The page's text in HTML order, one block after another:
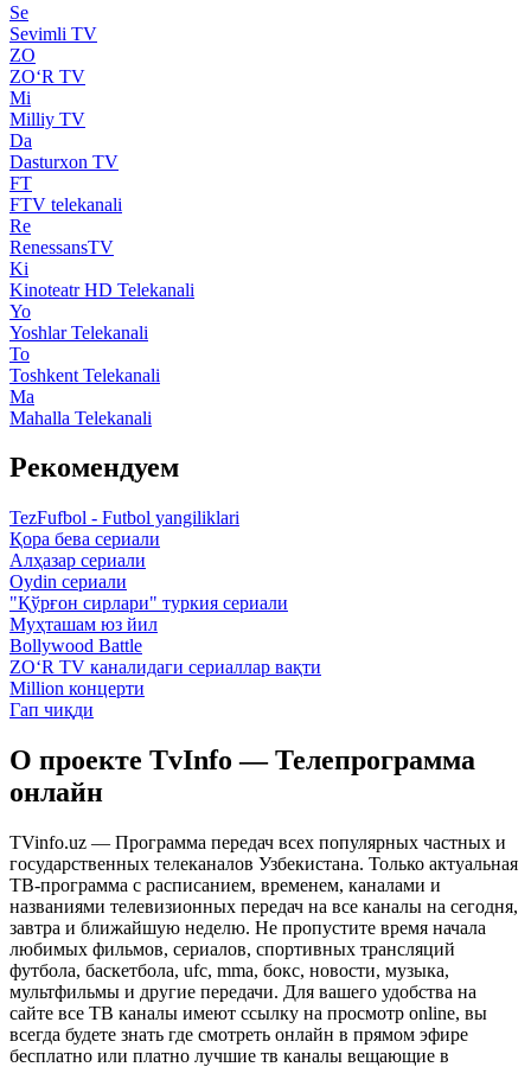
Se
Sevimli TV
ZO
ZO‘R TV
Mi
Milliy TV
Da
Dasturxon TV
FT
FTV telekanali
Re
RenessansTV
Ki
Kinoteatr HD Telekanali
Yo
Yoshlar Telekanali
To
Toshkent Telekanali
Ma
Mahalla Telekanali
Рекомендуем
TezFufbol - Futbol yangiliklari
Қора бева сериали
Алҳазар сериали
Oydin сериали
"Қўрғон сирлари" туркия сериали
Муҳташам юз йил
Bollywood Battle
ZO‘R TV каналидаги сериаллар вақти
Million концерти
Гап чиқди
О проекте TvInfo — Телепрограмма
онлайн
TVinfo.uz — Программа передач всех популярных частных и
государственных телеканалов Узбекистана. Только актуальная
ТВ-программа с расписанием, временем, каналами и
названиями телевизионных передач на все каналы на сегодня,
завтра и ближайшую неделю. Не пропустите время начала
любимых фильмов, сериалов, спортивных трансляций
футбола, баскетбола, ufc, mma, бокс, новости, музыка,
мультфильмы и другие передачи. Для вашего удобства на
сайте все ТВ каналы имеют ссылку на просмотр online, вы
всегда будете знать где смотреть онлайн в прямом эфире
бесплатно или платно лучшие тв каналы вещающие в